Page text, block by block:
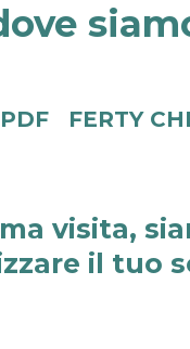
FERTY
visita,
il tuo